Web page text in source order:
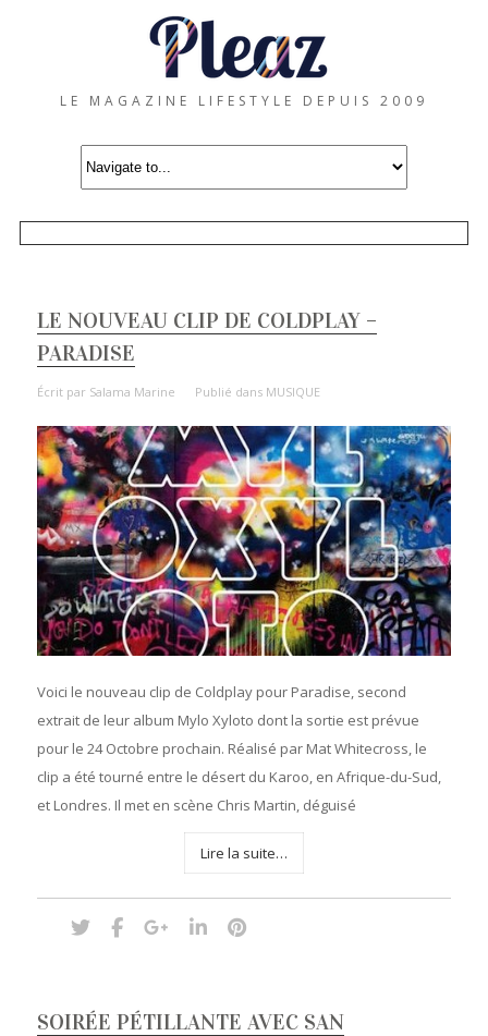
LE MAGAZINE LIFESTYLE DEPUIS 2009
LE NOUVEAU CLIP DE COLDPLAY –
PARADISE
Écrit par Salama Marine Publié dans MUSIQUE
Voici le nouveau clip de Coldplay pour Paradise, second
extrait de leur album Mylo Xyloto dont la sortie est prévue
pour le 24 Octobre prochain. Réalisé par Mat Whitecross, le
clip a été tourné entre le désert du Karoo, en Afrique-du-Sud,
et Londres. Il met en scène Chris Martin, déguisé
Lire la suite…
SOIRÉE PÉTILLANTE AVEC SAN